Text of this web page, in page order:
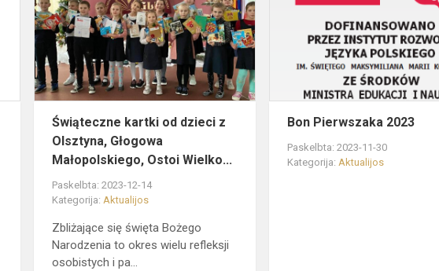
Instytutu
Rozwoju
Języka
Polskiego
dzieci
z
Głogowa
Małopolskie...
Świąteczne kartki od dzieci z
Olsztyna, Głogowa
Małopolskiego, Ostoi Wielko...
Paskelbta: 2023-12-14
Kategorija:Aktualijos
Zbliżające się święta Bożego
Narodzenia to okres wielu refleksji
osobistych i pa...
Bon Pierwszaka 2023
Paskelbta: 2023-11-30
Kategorija:Aktualijos